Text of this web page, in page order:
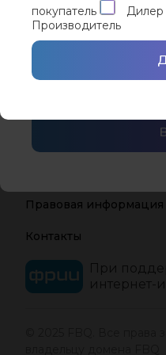
При
интернет-
Правовая информация
Контакты
Запомнить меня
Вход с помощью
покупатель
Дилер
Производитель